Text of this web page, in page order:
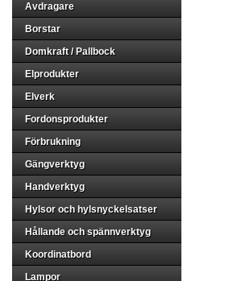
Avdragare
Borstar
Domkraft / Pallbock
Elprodukter
Elverk
Fordonsprodukter
Förbrukning
Gängverktyg
Handverktyg
Hylsor och hylsnyckelsatser
Hållande och spännverktyg
Koordinatbord
Lampor